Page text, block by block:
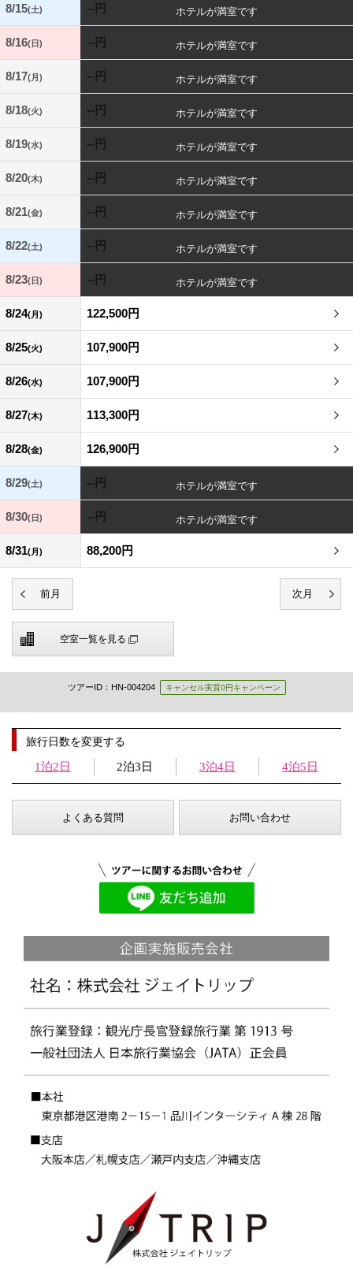
8/15(土) --円
8/16(日) --円
8/17(月) --円
8/18(火) --円
8/19(水) --円
8/20(木) --円
8/21(金) --円
8/22(土) --円
8/23(日) --円
8/24(月) 122,500円
8/25(火) 107,900円
8/26(水) 107,900円
8/27(木) 113,300円
8/28(金) 126,900円
8/29(土) --円
8/30(日) --円
8/31(月) 88,200円
空室一覧を見る
ツアーID：HN-004204 キャンセル実質0円キャンペーン
旅行日数を変更する
1泊2日 2泊3日 3泊4日 4泊5日
よくある質問 お問い合わせ